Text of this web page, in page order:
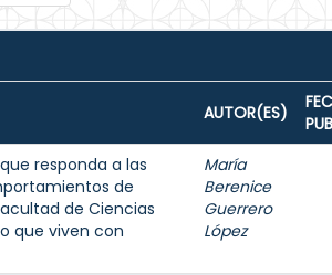
AUTOR(ES)
responda a las
de
de Ciencias
que viven con
María
Berenice
Guerrero
López